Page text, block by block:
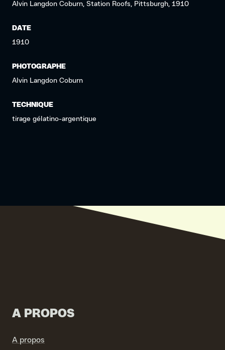
Alvin Langdon Coburn, Station Roofs, Pittsburgh, 1910
DATE
1910
PHOTOGRAPHE
Alvin Langdon Coburn
TECHNIQUE
tirage gélatino-argentique
A PROPOS
A propos
VIND EXPO’S, ACTIVITEITEN & INFORMATIE